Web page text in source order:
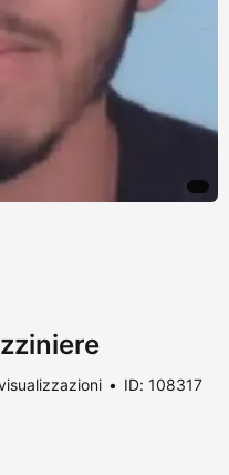
ID: 108317